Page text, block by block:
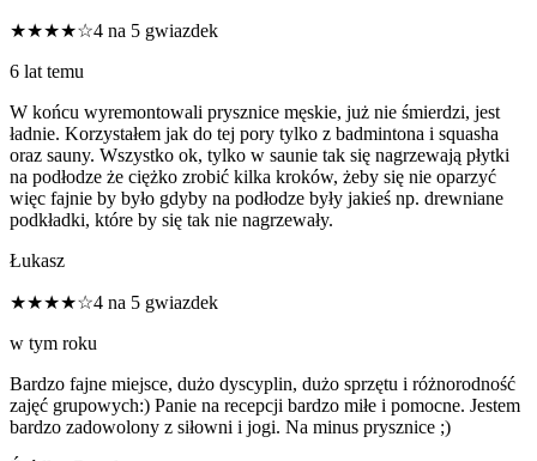
★★★★☆4 na 5 gwiazdek
6 lat temu
W końcu wyremontowali prysznice męskie, już nie śmierdzi, jest
ładnie. Korzystałem jak do tej pory tylko z badmintona i squasha
oraz sauny. Wszystko ok, tylko w saunie tak się nagrzewają płytki
na podłodze że ciężko zrobić kilka kroków, żeby się nie oparzyć
więc fajnie by było gdyby na podłodze były jakieś np. drewniane
podkładki, które by się tak nie nagrzewały.
Łukasz
★★★★☆4 na 5 gwiazdek
w tym roku
Bardzo fajne miejsce, dużo dyscyplin, dużo sprzętu i różnorodność
zajęć grupowych:) Panie na recepcji bardzo miłe i pomocne. Jestem
bardzo zadowolony z siłowni i jogi. Na minus prysznice ;)